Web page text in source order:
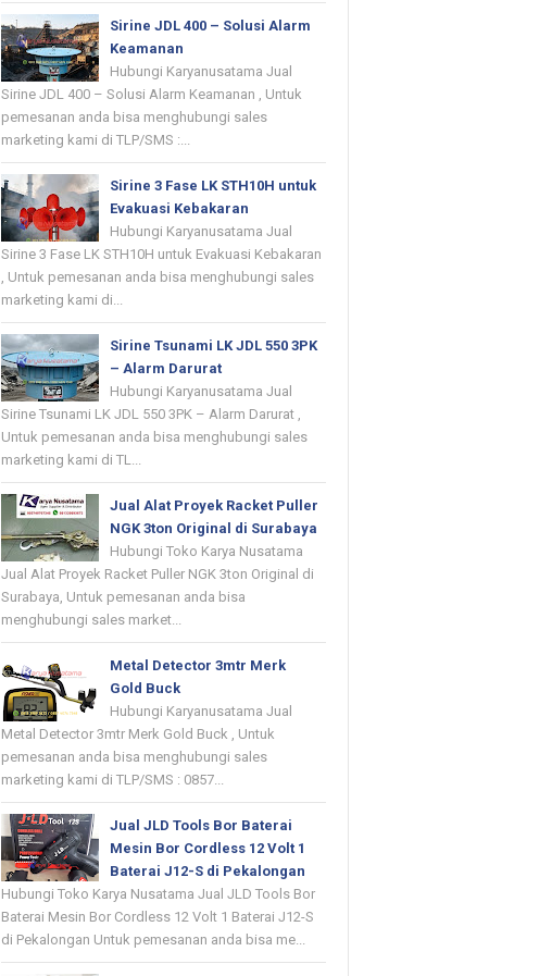
Sirine JDL 400 – Solusi Alarm
Keamanan
Hubungi Karyanusatama Jual
Sirine JDL 400 – Solusi Alarm Keamanan , Untuk
pemesanan anda bisa menghubungi sales
marketing kami di TLP/SMS :...
Sirine 3 Fase LK STH10H untuk
Evakuasi Kebakaran
Hubungi Karyanusatama Jual
Sirine 3 Fase LK STH10H untuk Evakuasi Kebakaran
, Untuk pemesanan anda bisa menghubungi sales
marketing kami di...
Sirine Tsunami LK JDL 550 3PK
– Alarm Darurat
Hubungi Karyanusatama Jual
Sirine Tsunami LK JDL 550 3PK – Alarm Darurat ,
Untuk pemesanan anda bisa menghubungi sales
marketing kami di TL...
Jual Alat Proyek Racket Puller
NGK 3ton Original di Surabaya
Hubungi Toko Karya Nusatama
Jual Alat Proyek Racket Puller NGK 3ton Original di
Surabaya, Untuk pemesanan anda bisa
menghubungi sales market...
Metal Detector 3mtr Merk
Gold Buck
Hubungi Karyanusatama Jual
Metal Detector 3mtr Merk Gold Buck , Untuk
pemesanan anda bisa menghubungi sales
marketing kami di TLP/SMS : 0857...
Jual JLD Tools Bor Baterai
Mesin Bor Cordless 12 Volt 1
Baterai J12-S di Pekalongan
Hubungi Toko Karya Nusatama Jual JLD Tools Bor
Baterai Mesin Bor Cordless 12 Volt 1 Baterai J12-S
di Pekalongan Untuk pemesanan anda bisa me...